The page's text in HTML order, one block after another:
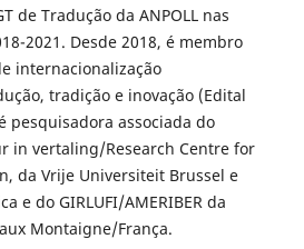
de Tradução da ANPOLL nas
2021. Desde 2018, é membro
internacionalização
tradição e inovação (Edital
pesquisadora associada do
in vertaling/Research Centre for
da Vrije Universiteit Brussel e
e do GIRLUFI/AMERIBER da
Montaigne/França.